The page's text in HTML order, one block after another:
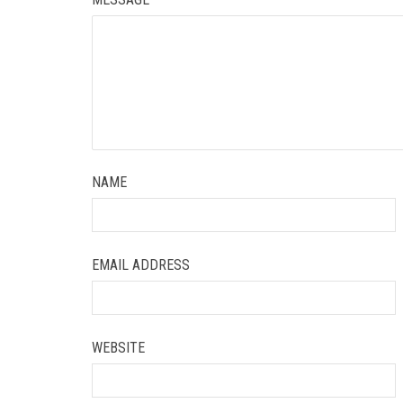
NAME
EMAIL ADDRESS
WEBSITE